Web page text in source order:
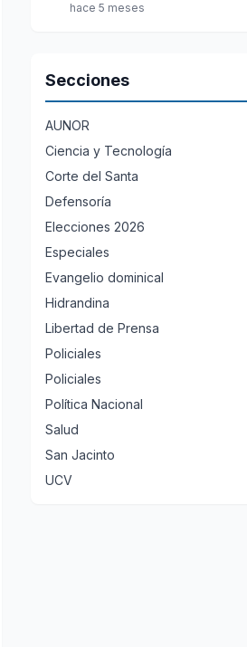
hace 5 meses
Secciones
AUNOR
Ciencia y Tecnología
Corte del Santa
Defensoría
Elecciones 2026
Especiales
Evangelio dominical
Hidrandina
Libertad de Prensa
Policiales
Policiales
Política Nacional
Salud
San Jacinto
UCV